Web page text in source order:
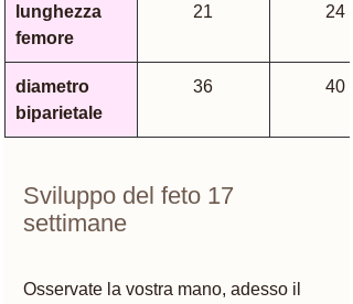
lunghezza
femore
21 24
diametro
biparietale
36 40
Sviluppo del feto 17
settimane
Osservate la vostra mano, adesso il